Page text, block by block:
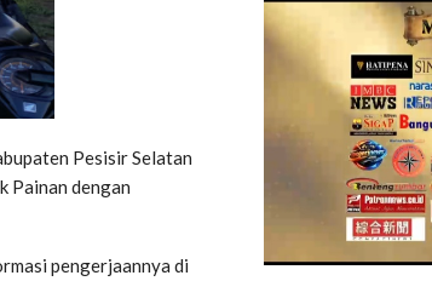
Pesisir Selatan
Painan dengan
pengerjaannya di